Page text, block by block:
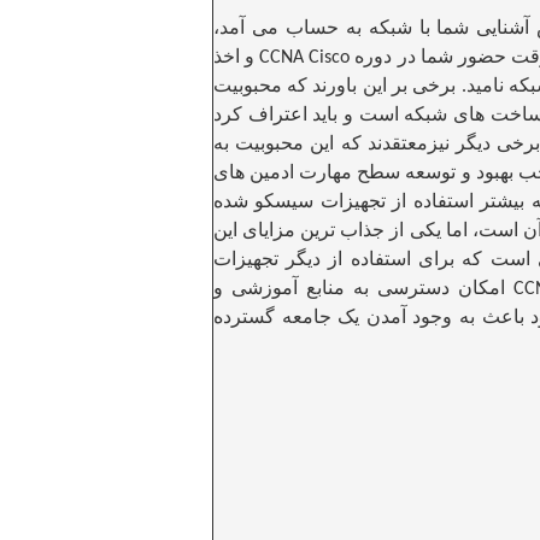
شما با شبکه به حساب می آمد،
وقت حضور شما در دوره
و اخذ
نامید. برخی بر این باورند که محبوبیت
های شبکه است و باید اعتراف کرد
دیگر نیزمعتقدند که این محبوبیت به
بهبود و توسعه سطح مهارت ادمین های
استفاده از تجهیزات سیسکو شده
اما یکی از جذاب ترین مزایای این
که برای استفاده از دیگر تجهیزات
امکان دسترسی به منابع آموزشی و
باعث به وجود آمدن یک جامعه گسترده